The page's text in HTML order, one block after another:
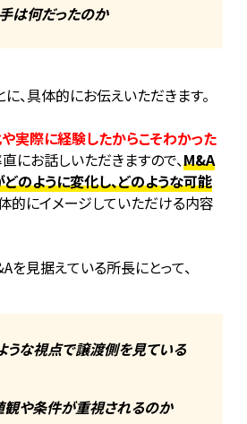
は何だったのか
に、具体的にお伝えいただきます。
実際に経験したからこそわかった
にお話しいただきますので、M&A
のように変化し、どのような可能
的にイメージしていただける内容
見据えている所長にとって、
うな視点で譲渡側を見ている
観や条件が重視されるのか